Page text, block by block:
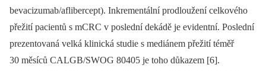
bevacizumab/aflibercept). Inkrementální prodloužení celkového
přežití pacientů s mCRC v poslední dekádě je evidentní. Poslední
prezentovaná velká klinická studie s mediánem přežití téměř
30 měsíců CALGB/SWOG 80405 je toho důkazem [6].